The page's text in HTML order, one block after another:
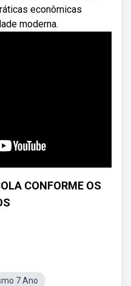
econômicas
moderna.
CONFORME OS
7 Ano